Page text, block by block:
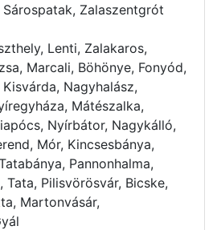
Zalaszentgrót
Lenti, Zalakaros,
Marcali, Böhönye, Fonyód,
Nagyhalász,
Mátészalka,
Nyírbátor, Nagykálló,
Mór, Kincsesbánya,
Pannonhalma,
Tata, Pilisvörösvár, Bicske,
Martonvásár,